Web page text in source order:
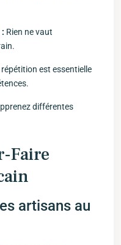
Rien ne vaut
répétition ⁤est essentielle
différentes​
Faire
artisans au